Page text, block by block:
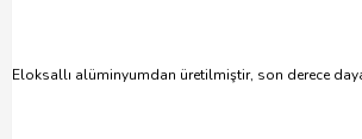
Eloksallı alüminyumdan üretilmiştir, son derece